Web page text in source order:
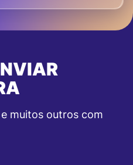
muitos outros com